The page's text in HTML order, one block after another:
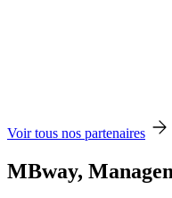
Voir tous nos partenaires
MBway,